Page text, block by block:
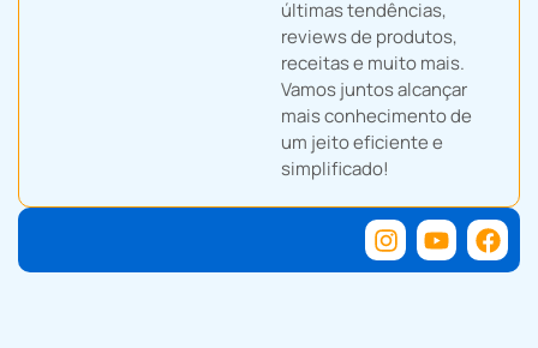
últimas tendências,
reviews de produtos,
receitas e muito mais.
Vamos juntos alcançar
mais conhecimento de
um jeito eficiente e
simplificado!